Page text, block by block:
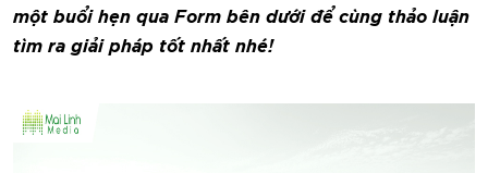
một buổi hẹn qua Form bên dưới để cùng thảo luận
tìm ra giải pháp tốt nhất nhé!